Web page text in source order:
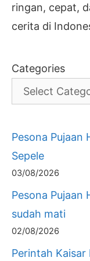
ringan, cepat,
cerita di
Categories
Pesona Pujaan
Sepele
03/08/2026
Pesona Pujaan
sudah mati
02/08/2026
Perintah